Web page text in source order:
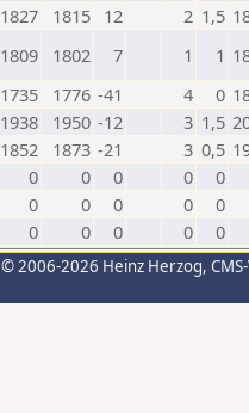
1827 1815 12 2 1,5
1809 1802 7 1 1
1735 1776 -41 4 0
1938 1950 -12 3 1,5
1852 1873 -21 3 0,5
0 0 0 0
0
0 0 0 0
0
0 0 0 0 0
© 2006-2026 Heinz Herzog,